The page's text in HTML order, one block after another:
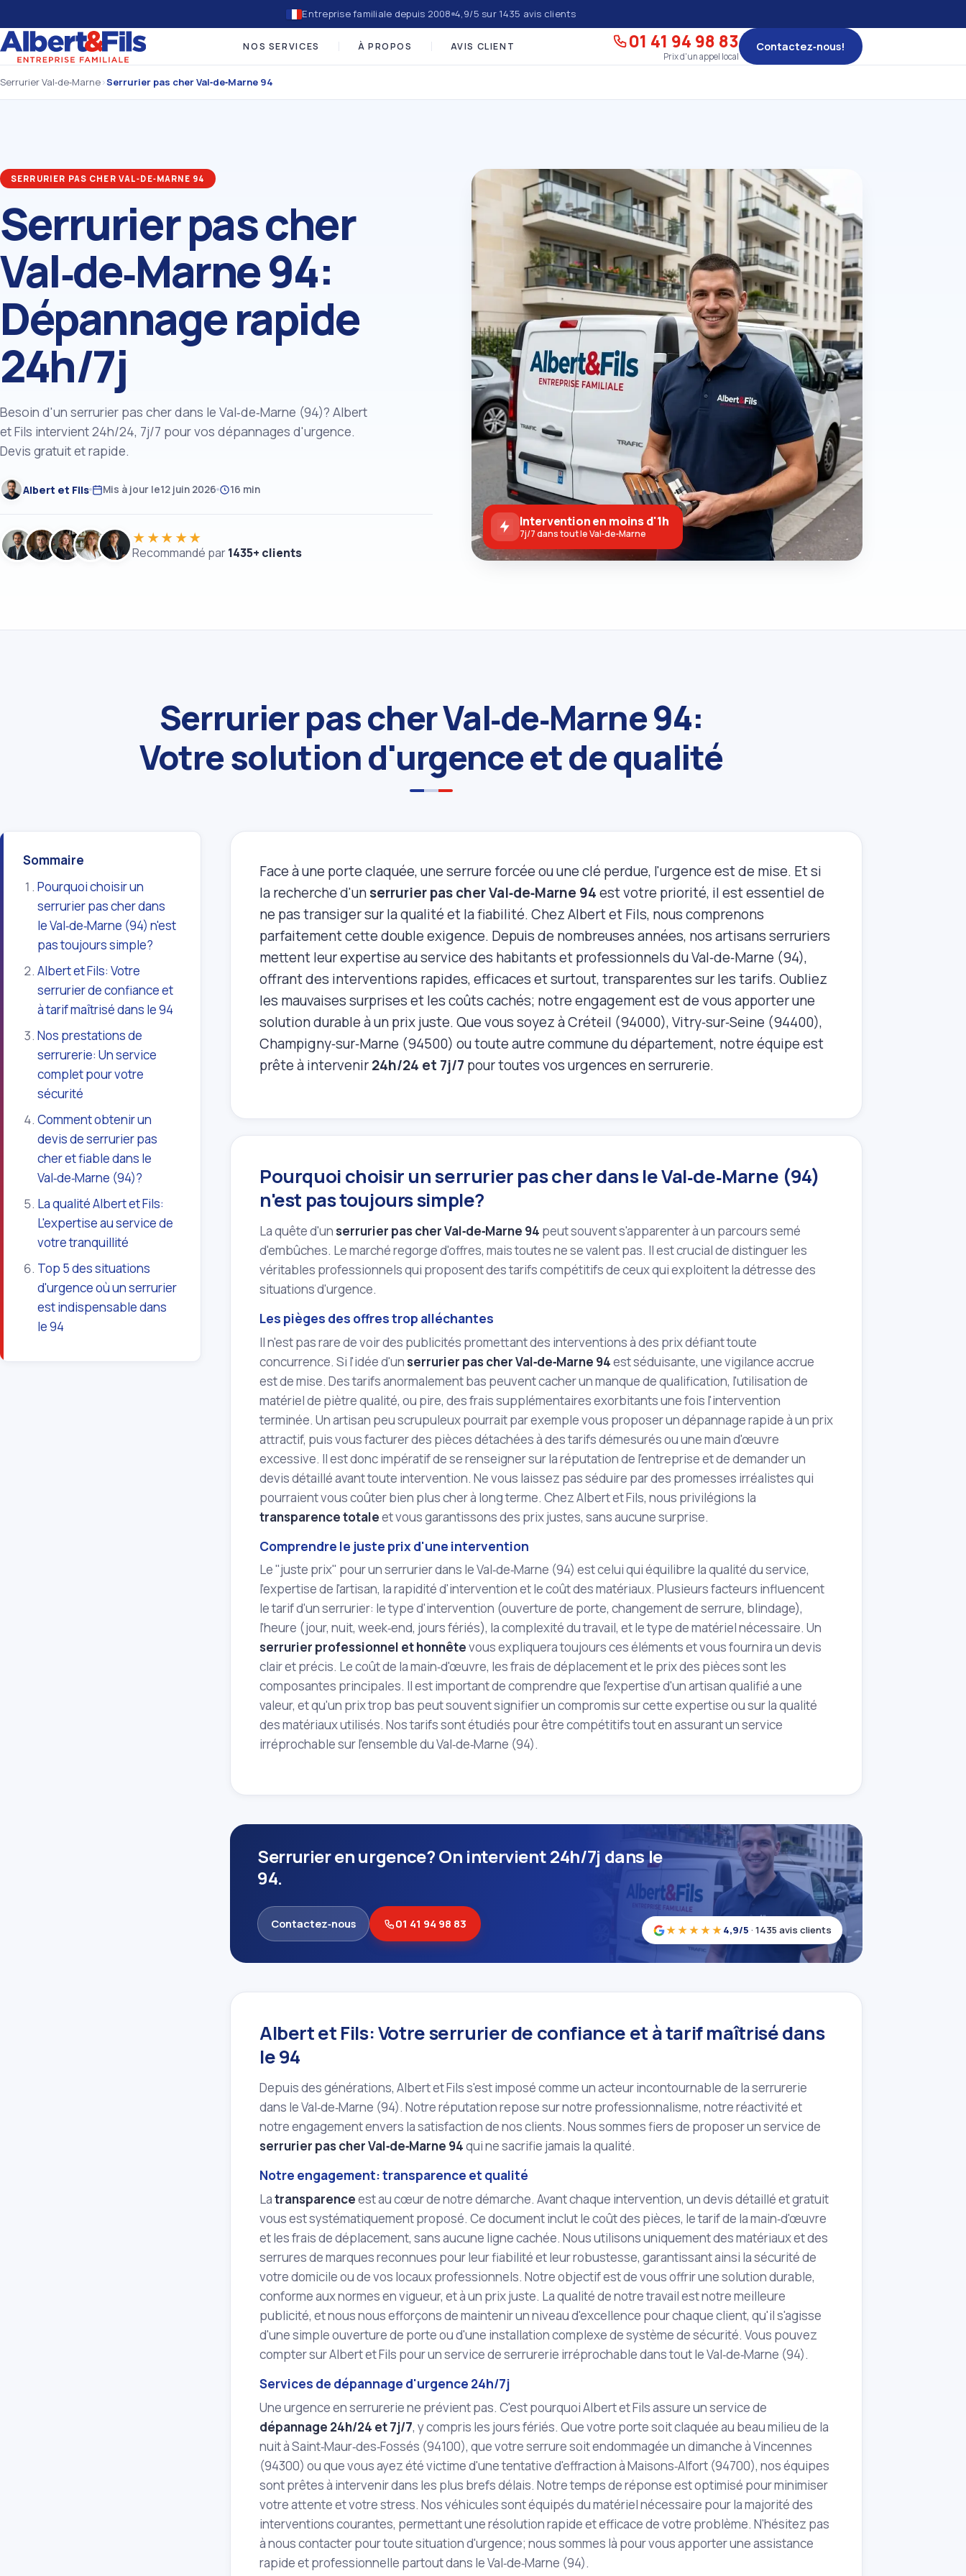
Entreprise familiale depuis 2008 4,9/5 sur 1435 avis clients
NOS SERVICES À PROPOS AVIS CLIENT 01 41 94 98 83
Prix d'un appel local
Contactez‑nous!
Serrurier Val‑de‑Marne›Serrurier pas cher Val‑de‑Marne 94
SERRURIER PAS CHER VAL‑DE‑MARNE 94
Serrurier pas cher
Val‑de‑Marne 94:
Dépannage rapide
24h/7j
Besoin d'un serrurier pas cher dans le Val‑de‑Marne (94)? Albert
et Fils intervient 24h/24, 7j/7 pour vos dépannages d'urgence.
Devis gratuit et rapide.
Albert et Fils Mis à jour le12 juin 2026 16 min
★★★★★
Recommandé par1435+ clients
Intervention en moins d'1h
7j/7 dans tout le Val‑de‑Marne
Serrurier pas cher Val‑de‑Marne 94:
Votre solution d'urgence et de qualité
Sommaire
Pourquoi choisir un
serrurier pas cher dans
le Val‑de‑Marne (94) n'est
pas toujours simple?
Albert et Fils: Votre
serrurier de confiance et
à tarif maîtrisé dans le 94
Nos prestations de
serrurerie: Un service
complet pour votre
sécurité
Comment obtenir un
devis de serrurier pas
cher et fiable dans le
Val‑de‑Marne (94)?
La qualité Albert et Fils:
L'expertise au service de
votre tranquillité
Top 5 des situations
d'urgence où un serrurier
est indispensable dans
le 94
Face à une porte claquée, une serrure forcée ou une clé perdue, l'urgence est de mise. Et si
la recherche d'unserrurier pas cher Val‑de‑Marne 94est votre priorité, il est essentiel de
ne pas transiger sur la qualité et la fiabilité. Chez Albert et Fils, nous comprenons
parfaitement cette double exigence. Depuis de nombreuses années, nos artisans serruriers
mettent leur expertise au service des habitants et professionnels du Val‑de‑Marne (94),
offrant des interventions rapides, efficaces et surtout, transparentes sur les tarifs. Oubliez
les mauvaises surprises et les coûts cachés; notre engagement est de vous apporter une
solution durable à un prix juste. Que vous soyez à Créteil (94000), Vitry‑sur‑Seine (94400),
Champigny‑sur‑Marne (94500) ou toute autre commune du département, notre équipe est
prête à intervenir24h/24 et 7j/7 pour toutes vos urgences en serrurerie.
Pourquoi choisir un serrurier pas cher dans le Val‑de‑Marne (94)
n'est pas toujours simple?
La quête d'un serrurier pas cher Val‑de‑Marne 94 peut souvent s'apparenter à un parcours semé
d'embûches. Le marché regorge d'offres, mais toutes ne se valent pas. Il est crucial de distinguer les
véritables professionnels qui proposent des tarifs compétitifs de ceux qui exploitent la détresse des
situations d'urgence.
Les pièges des offres trop alléchantes
Il n'est pas rare de voir des publicités promettant des interventions à des prix défiant toute
concurrence. Si l'idée d'un serrurier pas cher Val‑de‑Marne 94est séduisante, une vigilance accrue
est de mise. Des tarifs anormalement bas peuvent cacher un manque de qualification, l'utilisation de
matériel de piètre qualité, ou pire, des frais supplémentaires exorbitants une fois l'intervention
terminée. Un artisan peu scrupuleux pourrait par exemple vous proposer un dépannage rapide à un prix
attractif, puis vous facturer des pièces détachées à des tarifs démesurés ou une main d'œuvre
excessive. Il est donc impératif de se renseigner sur la réputation de l'entreprise et de demander un
devis détaillé avant toute intervention. Ne vous laissez pas séduire par des promesses irréalistes qui
pourraient vous coûter bien plus cher à long terme. Chez Albert et Fils, nous privilégions la
transparence totaleet vous garantissons des prix justes, sans aucune surprise.
Comprendre le juste prix d'une intervention
Le "juste prix" pour un serrurier dans le Val‑de‑Marne (94) est celui qui équilibre la qualité du service,
l'expertise de l'artisan, la rapidité d'intervention et le coût des matériaux. Plusieurs facteurs influencent
le tarif d'un serrurier: le type d'intervention (ouverture de porte, changement de serrure, blindage),
l'heure (jour, nuit, week‑end, jours fériés), la complexité du travail, et le type de matériel nécessaire. Un
serrurier professionnel et honnêtevous expliquera toujours ces éléments et vous fournira un devis
clair et précis. Le coût de la main‑d'œuvre, les frais de déplacement et le prix des pièces sont les
composantes principales. Il est important de comprendre que l'expertise d'un artisan qualifié a une
valeur, et qu'un prix trop bas peut souvent signifier un compromis sur cette expertise ou sur la qualité
des matériaux utilisés. Nos tarifs sont étudiés pour être compétitifs tout en assurant un service
irréprochable sur l'ensemble du Val‑de‑Marne (94).
★★★★★4,9/5 · 1435 avis clients
Serrurier en urgence? On intervient 24h/7j dans le
94.
Contactez‑nous 01 41 94 98 83
Albert et Fils: Votre serrurier de confiance et à tarif maîtrisé dans
le 94
Depuis des générations, Albert et Fils s'est imposé comme un acteur incontournable de la serrurerie
dans le Val‑de‑Marne (94). Notre réputation repose sur notre professionnalisme, notre réactivité et
notre engagement envers la satisfaction de nos clients. Nous sommes fiers de proposer un service de
serrurier pas cher Val‑de‑Marne 94qui ne sacrifie jamais la qualité.
Notre engagement: transparence et qualité
Latransparenceest au cœur de notre démarche. Avant chaque intervention, un devis détaillé et gratuit
vous est systématiquement proposé. Ce document inclut le coût des pièces, le tarif de la main‑d'œuvre
et les frais de déplacement, sans aucune ligne cachée. Nous utilisons uniquement des matériaux et des
serrures de marques reconnues pour leur fiabilité et leur robustesse, garantissant ainsi la sécurité de
votre domicile ou de vos locaux professionnels. Notre objectif est de vous offrir une solution durable,
conforme aux normes en vigueur, et à un prix juste. La qualité de notre travail est notre meilleure
publicité, et nous nous efforçons de maintenir un niveau d'excellence pour chaque client, qu'il s'agisse
d'une simple ouverture de porte ou d'une installation complexe de système de sécurité. Vous pouvez
compter sur Albert et Fils pour un service de serrurerie irréprochable dans tout le Val‑de‑Marne (94).
Services de dépannage d'urgence 24h/7j
Une urgence en serrurerie ne prévient pas. C'est pourquoi Albert et Fils assure un service de
dépannage 24h/24 et 7j/7, y compris les jours fériés. Que votre porte soit claquée au beau milieu de la
nuit à Saint‑Maur‑des‑Fossés (94100), que votre serrure soit endommagée un dimanche à Vincennes
(94300) ou que vous ayez été victime d'une tentative d'effraction à Maisons‑Alfort (94700), nos équipes
sont prêtes à intervenir dans les plus brefs délais. Notre temps de réponse est optimisé pour minimiser
votre attente et votre stress. Nos véhicules sont équipés du matériel nécessaire pour la majorité des
interventions courantes, permettant une résolution rapide et efficace de votre problème. N'hésitez pas
à nous contacter pour toute situation d'urgence; nous sommes là pour vous apporter une assistance
rapide et professionnelle partout dans le Val‑de‑Marne (94).